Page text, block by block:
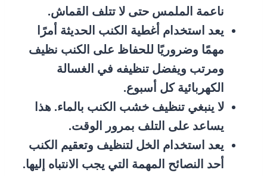
ناعمة الملمس حتى لا تتلف القماش.
يعد استخدام أغطية الكنب الحديثة أمرًا
مهمًا وضروريًا للحفاظ على الكنب نظيف
ومرتب ويفضل تنظيفه في الغسالة
الكهربائية كل أسبوع.
لا ينبغي تنظيف خشب الكنب بالماء. هذا
يساعد على التلف بمرور الوقت.
يعد استخدام الخل لتنظيف وتعقيم الكنب
أحد النصائح المهمة التي يجب الانتباه إليها.